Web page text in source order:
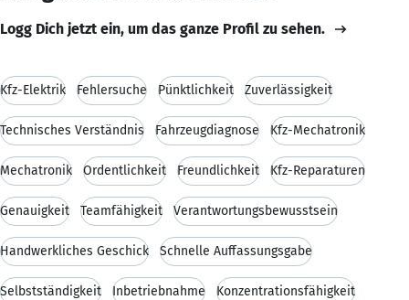
Logg Dich jetzt ein, um das ganze Profil zu sehen.
Kfz-Elektrik Fehlersuche Pünktlichkeit Zuverlässigkeit
Technisches Verständnis Fahrzeugdiagnose Kfz-Mechatronik
Mechatronik Ordentlichkeit Freundlichkeit Kfz-Reparaturen
Genauigkeit Teamfähigkeit Verantwortungsbewusstsein
Handwerkliches Geschick Schnelle Auffassungsgabe
Selbstständigkeit Inbetriebnahme Konzentrationsfähigkeit